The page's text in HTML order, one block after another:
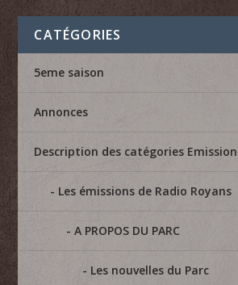
CATÉGORIES
5eme saison
Annonces
Description des catégories
Les émissions de Radio Royans
A PROPOS DU PARC
Les nouvelles du Parc